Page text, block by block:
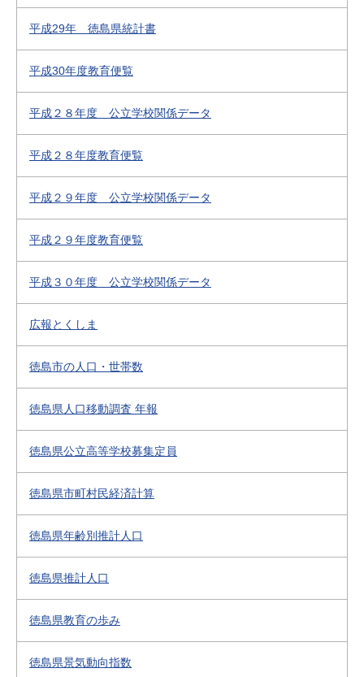
平成29年 徳島県統計書
平成30年度教育便覧
平成２８年度 公立学校関係データ
平成２８年度教育便覧
平成２９年度 公立学校関係データ
平成２９年度教育便覧
平成３０年度 公立学校関係データ
広報とくしま
徳島市の人口・世帯数
徳島県人口移動調査 年報
徳島県公立高等学校募集定員
徳島県市町村民経済計算
徳島県年齢別推計人口
徳島県推計人口
徳島県教育の歩み
徳島県景気動向指数